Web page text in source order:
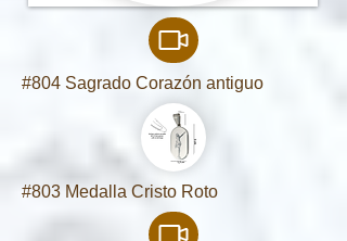
#804 Sagrado Corazón antiguo
#803 Medalla Cristo Roto